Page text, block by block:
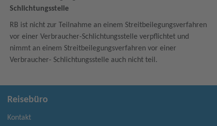
Schlichtungsstelle
RB ist nicht zur Teilnahme an einem Streitbeilegungsverfahren
vor einer Verbraucher-Schlichtungsstelle verpflichtet und
nimmt an einem Streitbeilegungsverfahren vor einer
Verbraucher- Schlichtungsstelle auch nicht teil.
Reisebüro
Kontakt